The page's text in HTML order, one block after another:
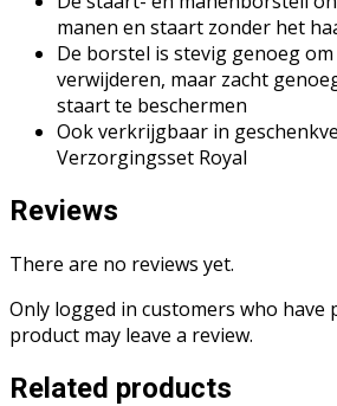
manen en staart zonder het
De borstel is stevig genoeg
verwijderen, maar zacht
staart te beschermen
Ook verkrijgbaar in
Verzorgingsset Royal
Reviews
There are no reviews yet.
Only logged in customers who have
product may leave a review.
Related products